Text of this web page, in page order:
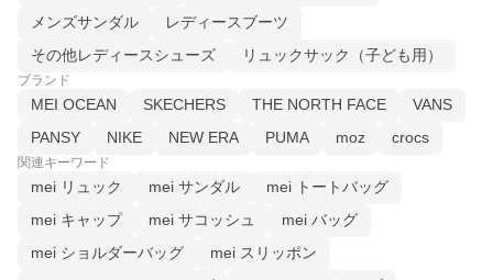
メンズサンダル
レディースブーツ
その他レディースシューズ
リュックサック（子ども用）
ブランド
MEI OCEAN SKECHERS THE NORTH FACE
VANS
PANSY
NIKE NEW ERA PUMA moz crocs
関連キーワード
mei リュック mei サンダル
mei トートバッグ
mei キャップ
mei サコッシュ
mei バッグ
mei ショルダーバッグ
mei スリッポン